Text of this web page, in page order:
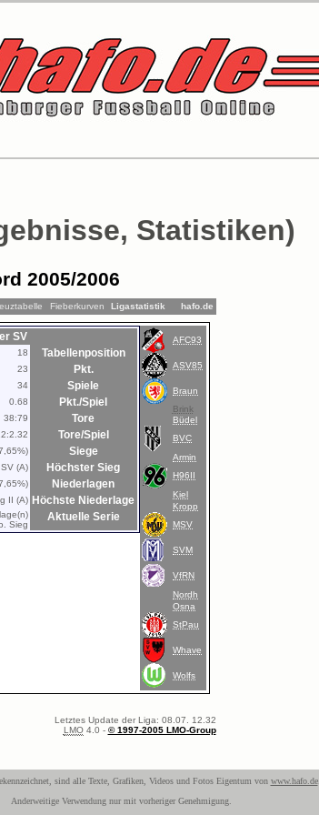
Statistiken)
2005/2006
Fieberkurven Ligastatistik hafo.de
SV
18 Tabellenposition
23 Pkt.
34 Spiele
0.68 Pkt./Spiel
38:79 Tore
Tore/Spiel
Siege
(A) Höchster Sieg
Niederlagen
II (A) Höchste Niederlage
Sieg
Aktuelle Serie
AFC93
ASV85
Braun
Brink
Büdel
BVC
Armin
H96II
Kiel
Kropp
MSV
SVM
VfRN
Nordh
Osna
StPau
Whave
Wolfs
Letztes Update der Liga: 08.07. 12.32
LMO4.0 - © 1997-2005 LMO-Group
sind alle Texte, Grafiken, Videos und Fotos Eigentum von www.hafo.de.
Anderweitige Verwendung nur mit vorheriger Genehmigung.